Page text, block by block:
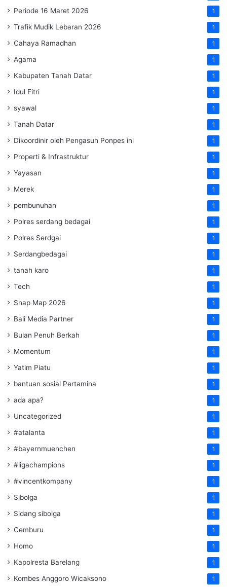
Periode 16 Maret 2026 1
Trafik Mudik Lebaran 2026 1
Cahaya Ramadhan 1
Agama 1
Kabupaten Tanah Datar 1
Idul Fitri 1
syawal 1
Tanah Datar 1
Dikoordinir oleh Pengasuh Ponpes ini 1
Properti & Infrastruktur 1
Yayasan 1
Merek 1
pembunuhan 1
Polres serdang bedagai 1
Polres Serdgai 1
Serdangbedagai 1
tanah karo 1
Tech 1
Snap Map 2026 1
Bali Media Partner 1
Bulan Penuh Berkah 1
Momentum 1
Yatim Piatu 1
bantuan sosial Pertamina 1
ada apa? 1
Uncategorized 1
#atalanta 1
#bayernmuenchen 1
#ligachampions 1
#vincentkompany 1
Sibolga 1
Sidang sibolga 1
Cemburu 1
Homo 1
Kapolresta Barelang 1
Kombes Anggoro Wicaksono 1